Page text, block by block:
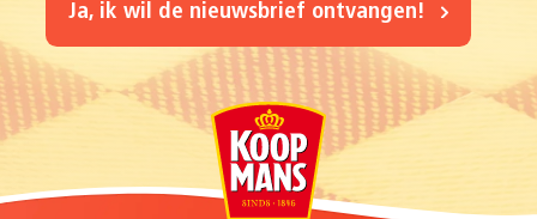
Ja, ik wil de nieuwsbrief ontvangen!